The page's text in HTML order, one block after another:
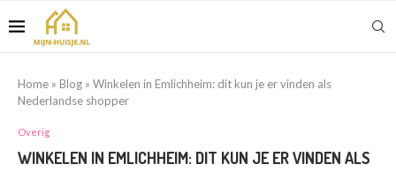
Home » Blog » Winkelen in Emlichheim: dit kun je er vinden als
Nederlandse shopper
Overig
WINKELEN IN EMLICHHEIM: DIT KUN JE ER VINDEN ALS